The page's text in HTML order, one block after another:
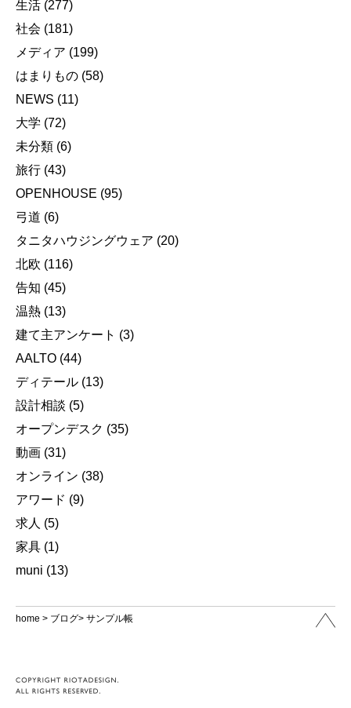
生活 (277)
社会 (181)
メディア (199)
はまりもの (58)
NEWS (11)
大学 (72)
未分類 (6)
旅行 (43)
OPENHOUSE (95)
弓道 (6)
タニタハウジングウェア (20)
北欧 (116)
告知 (45)
温熱 (13)
建て主アンケート (3)
AALTO (44)
ディテール (13)
設計相談 (5)
オープンデスク (35)
動画 (31)
オンライン (38)
アワード (9)
求人 (5)
家具 (1)
muni (13)
home > ブログ> サンプル帳